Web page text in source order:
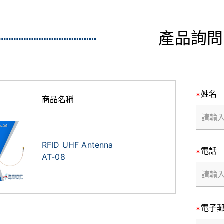
產品詢問
商品名稱
RFID UHF Antenna
AT-08
姓名
電話
電子